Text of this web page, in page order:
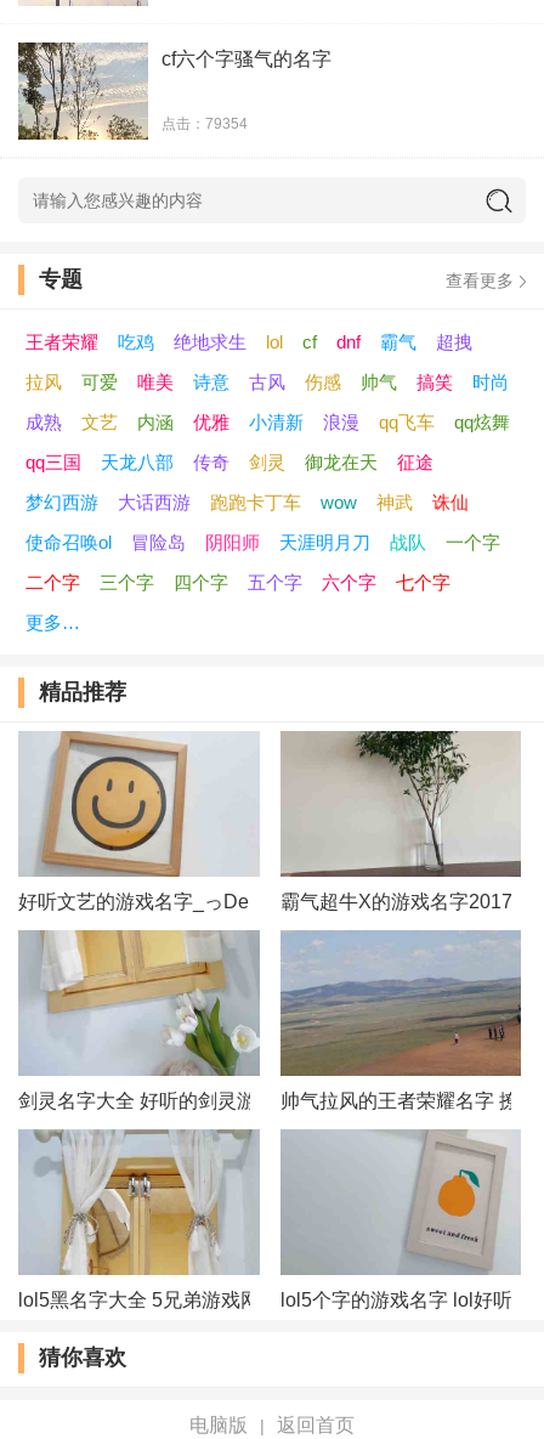
39、两点出逃
40、一衫青
41、热情拥吻我太好人
42、时间在偷懒
43、极目楚天
44、残漏惊梦
45、夕阳照残雪
46、捧着风
47、枕花眠
48、回忆成『灰』
49、赤道
50、单纯的像朵花
51、晚安思然
52、相约丶奈何桥
53、折耳萌妹
54、玉转乾坤
55、年少不知。
57、紫羅蘭の愛戀
58、云朵又变黑了
59、清仙画凉
60、草莓软心
61、吃口辣椒解解馋
cf六个字骚气的名字
点击：79354
专题 查看更多
王者荣耀 吃鸡 绝地求生 lol cf dnf 霸气
超拽
拉风
可爱 唯美 诗意 古风 伤感 帅气 搞笑
时尚
成熟
文艺 内涵 优雅 小清新 浪漫 qq飞车
qq炫舞
qq三国
天龙八部 传奇 剑灵 御龙在天
征途
梦幻西游
大话西游 跑跑卡丁车 wow 神武
诛仙
使命召唤ol
冒险岛 阴阳师 天涯明月刀 战队
一个字
二个字
三个字 四个字 五个字 六个字
七个字
更多…
精品推荐
好听文艺的游戏名字_っDemonˊ冥殇づ霸气超牛X的游戏名字2017
剑灵名字大全 好听的剑灵游戏名字帅气拉风的王者荣耀名字 撩妹
lol5黑名字大全 5兄弟游戏网名 lol5个字的游戏名字 lol好听五
猜你喜欢
电脑版 | 返回首页